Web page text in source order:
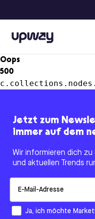
Upway
Oops
500
Jetzt zum
immer auf dem
Wir informieren dich
und aktuellen Trends
How would you like to
Ja, ich möchte